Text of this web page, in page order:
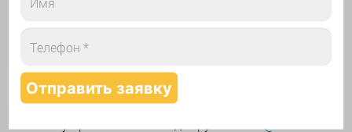
с 9-00 до 21-00
Доставка шаров
Онлайн поддержка
Вопросы, уточнения, изменения